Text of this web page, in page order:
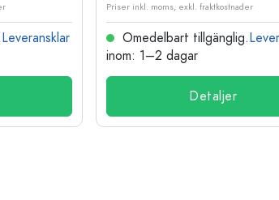
Leveransklar
Priser inkl. moms, exkl. fraktkostnader
Omedelbart tillgänglig.
inom: 1–2 dagar
Detaljer